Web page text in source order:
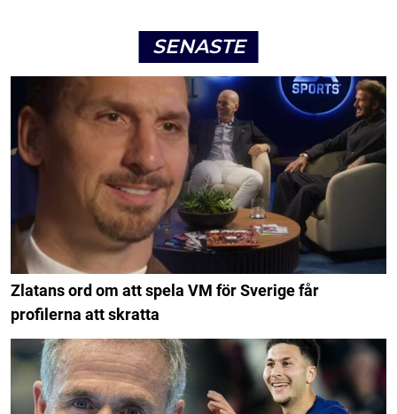
SENASTE
Zlatans ord om att spela VM för Sverige får
profilerna att skratta